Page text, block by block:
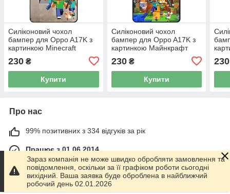
Силіконовий чохол
бампер для Oppo A17K з
картинкою Minecraft
230 ₴
Купити
Силіконовий чохол
бампер для Oppo A17K з
картинкою Майнкрафт
230₴
Купити
230
Про нас
99% позитивних з 334 відгуків за рік
Працює з 01.06.2014
м. Харків
График работы 10.00-17.00. Суббота - Воскресенье
выходной!, Харків, Україна
Зараз компанія не може швидко обробляти замовлення та
повідомлення, оскільки за її графіком роботи сьогодні
вихідний. Ваша заявка буде оброблена в найближчий
робочий день 02.01.2026